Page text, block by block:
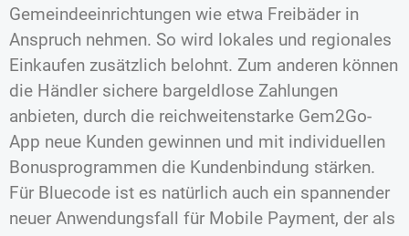
Gemeindeeinrichtungen wie etwa Freibäder in
Anspruch nehmen. So wird lokales und regionales
Einkaufen zusätzlich belohnt. Zum anderen können
die Händler sichere bargeldlose Zahlungen
anbieten, durch die reichweitenstarke Gem2Go-
App neue Kunden gewinnen und mit individuellen
Bonusprogrammen die Kundenbindung stärken.
Für Bluecode ist es natürlich auch ein spannender
neuer Anwendungsfall für Mobile Payment, der als